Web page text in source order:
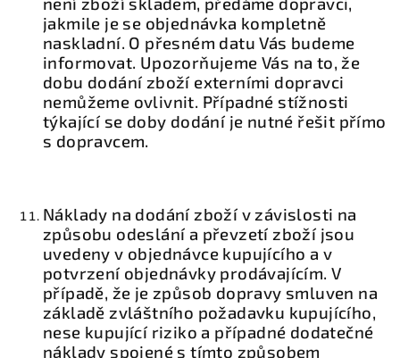
jakmile je se objednávka kompletně
naskladní. O přesném datu Vás budeme
informovat. Upozorňujeme Vás na to, že
dobu dodání zboží externími dopravci
nemůžeme ovlivnit. Případné stížnosti
týkající se doby dodání je nutné řešit přímo
s dopravcem.
Náklady na dodání zboží v závislosti na
způsobu odeslání a převzetí zboží jsou
uvedeny v objednávce kupujícího a v
potvrzení objednávky prodávajícím. V
případě, že je způsob dopravy smluven na
základě zvláštního požadavku kupujícího,
nese kupující riziko a případné dodatečné
náklady spojené s tímto způsobem